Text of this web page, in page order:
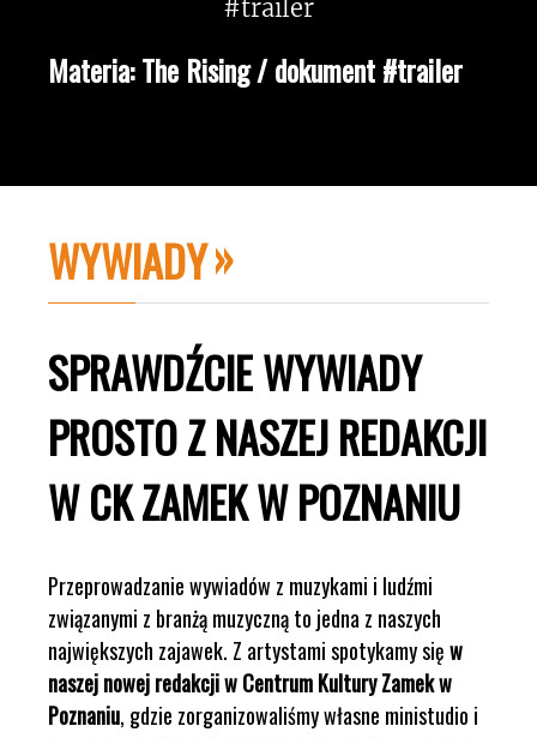
Materia: The Rising / dokument #trailer
WYWIADY
SPRAWDŹCIE WYWIADY
PROSTO Z NASZEJ REDAKCJI
W CK ZAMEK W POZNANIU
Przeprowadzanie wywiadów z muzykami i ludźmi
związanymi z branżą muzyczną to jedna z naszych
największych zajawek. Z artystami spotykamy sięw
naszej nowej redakcji w Centrum Kultury Zamek w
Poznaniu, gdzie zorganizowaliśmy własne ministudio i